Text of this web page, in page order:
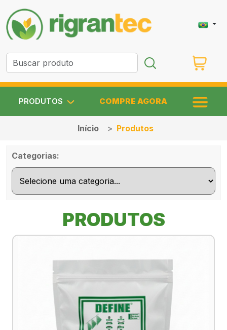
PRODUTOS COMPRE AGORA
Início Produtos
Categorias:
PRODUTOS